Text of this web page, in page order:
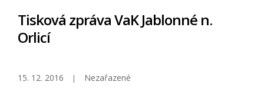
Tisková zpráva VaK Jablonné n.
Orlicí
15. 12. 2016 Nezařazené